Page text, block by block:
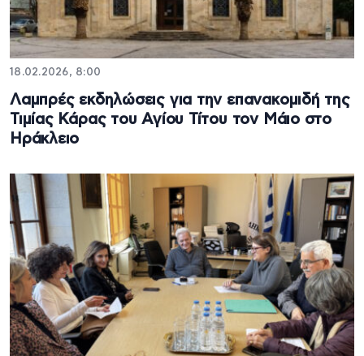
18.02.2026, 8:00
Λαμπρές εκδηλώσεις για την επανακομιδή της
Τιμίας Κάρας του Αγίου Τίτου τον Μάιο στο
Ηράκλειο